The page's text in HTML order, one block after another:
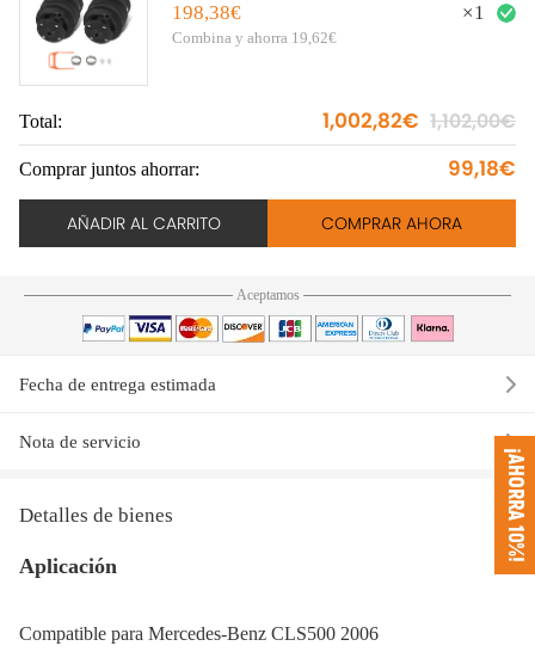
C219
198,38€
Combina y ahorra 19,62€
×1
Total: 1,002,82€ 1,102,00€
Comprar juntos ahorrar: 99,18€
AÑADIR AL CARRITO COMPRAR AHORA
Aceptamos
Fecha de entrega estimada
Nota de servicio
Detalles de bienes
Aplicación
Compatible para Mercedes-Benz CLS500 2006
¡AHORRA 10%!